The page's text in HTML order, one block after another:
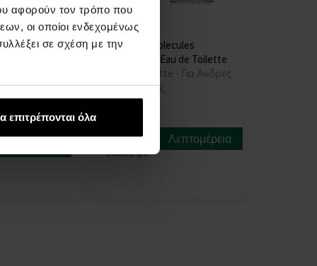
αφορούν τον τρόπο που
οι οποίοι ενδεχομένως
σε σχέση με την
επιτρέπονται όλα
Toilette - Για
Escentric Molecules
Molecule 02 Eau de Toilette
Eau de Toilette - Για Άνδρες
Και Γυναίκες
μη
διαθέσιμο
Λεπτομέρεια